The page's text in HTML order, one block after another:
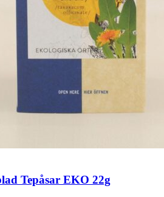
Tepåsar EKO 22g